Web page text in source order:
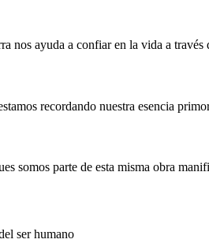
nos ayuda a confiar en la vida a
recordando nuestra esencia
somos parte de esta misma obra
ser humano